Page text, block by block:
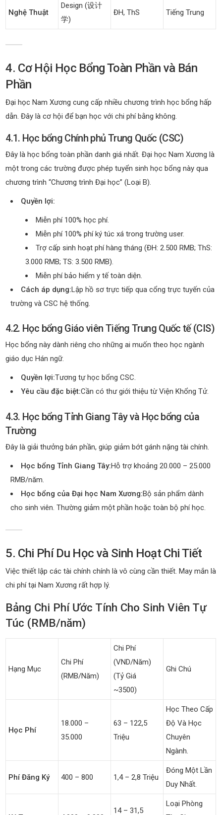
Nghệ Thuật
Design (设计
学)
ĐH, ThS Tiếng Trung
4. Cơ Hội Học Bổng Toàn Phần và Bán
Phần
Đại học Nam Xương cung cấp nhiều chương trình học bổng hấp
dẫn. Đây là cơ hội để bạn học với chi phí bằng không.
4.1. Học bổng Chính phủ Trung Quốc (CSC)
Đây là học bổng toàn phần danh giá nhất. Đại học Nam Xương là
một trong các trường được phép tuyển sinh học bổng này qua
chương trình “Chương trình Đại học” (Loại B).
Quyền lợi:
Miễn phí 100% học phí.
Miễn phí 100% phí ký túc xá trong trường user.
Trợ cấp sinh hoạt phí hàng tháng (ĐH: 2.500 RMB; ThS:
3.000 RMB; TS: 3.500 RMB).
Miễn phí bảo hiểm y tế toàn diện.
Cách áp dụng:Lập hồ sơ trực tiếp qua cổng trực tuyến của
trường và CSC hệ thống.
4.2. Học bổng Giáo viên Tiếng Trung Quốc tế (CIS)
Học bổng này dành riêng cho những ai muốn theo học ngành
giáo dục Hán ngữ.
Quyền lợi:Tương tự học bổng CSC.
Yêu cầu đặc biệt:Cần có thư giới thiệu từ Viện Khổng Tử.
4.3. Học bổng Tỉnh Giang Tây và Học bổng của
Trường
Đây là giải thưởng bán phần, giúp giảm bớt gánh nặng tài chính.
Học bổng Tỉnh Giang Tây:Hỗ trợ khoảng 20.000 – 25.000
RMB/năm.
Học bổng của Đại học Nam Xương:Bộ sản phẩm dành
cho sinh viên. Thường giảm một phần hoặc toàn bộ phí học.
5. Chi Phí Du Học và Sinh Hoạt Chi Tiết
Việc thiết lập các tài chính chính là vô cùng cần thiết. May mắn là
chi phí tại Nam Xương rất hợp lý.
Bảng Chi Phí Ước Tính Cho Sinh Viên Tự
Túc (RMB/năm)
Hạng Mục
Chi Phí
(RMB/năm)
Chi Phí
(VND/năm)
(Tỷ Giá
~3500)
Ghi Chú
Học Phí
18.000 –
35.000
63 – 122,5
Triệu
Học Theo Cấp
Độ Và Học
Chuyên
Ngành.
Phí Đăng Ký 400 – 800 1,4 – 2,8 Triệu
Đóng Một Lần
Duy Nhất.
14 – 31,5
Loại Phòng